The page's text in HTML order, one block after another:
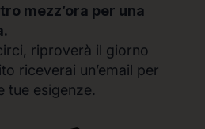
mezz’ora per una
riproverà il giorno
riceverai un’email per
tue esigenze.